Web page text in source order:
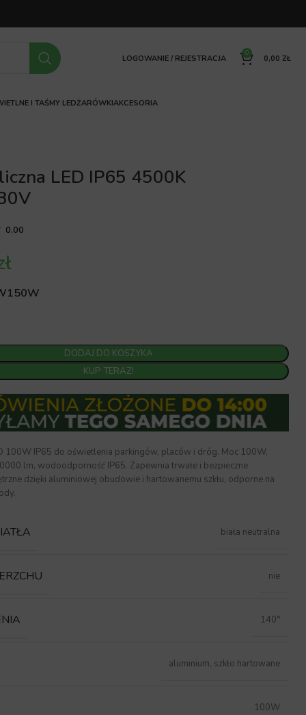
LOGOWANIE / REJESTRACJA
0
0,00 ZŁ
I TAŚMY LEDŻARÓWKIAKCESORIA
LED IP65 4500K
0.00
150W
DODAJ DO KOSZYKA
KUP TERAZ!
100W IP65 do oświetlenia parkingów, placów i dróg. Moc 100W,
lm, wodoodporność IP65. Zapewnia trwałe i bezpieczne
dzięki aluminiowej obudowie i hartowanemu szkłu, odporne na
biała neutralna
nie
140°
aluminium, szkło hartowane
100W